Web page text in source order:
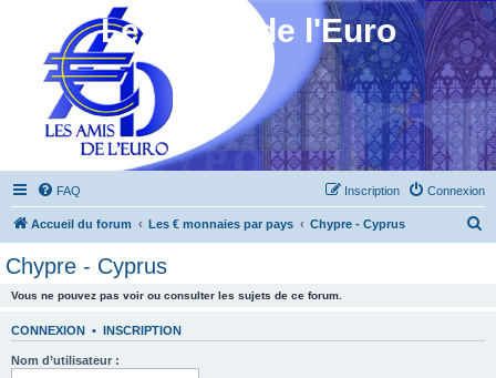
Les Amis de l'Euro
FAQ Connexion
Inscription
Accueil du forum Les € monnaies par pays Chypre - Cyprus
Chypre - Cyprus
Vous ne pouvez pas voir ou consulter les sujets de ce forum.
CONNEXION • INSCRIPTION
Nom d’utilisateur :